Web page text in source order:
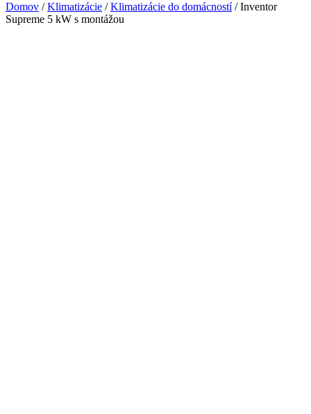
Domov /Klimatizácie /Klimatizácie do domácností/ Inventor
Supreme 5 kW s montážou